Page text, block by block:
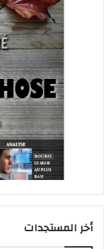
أخر المستجدات